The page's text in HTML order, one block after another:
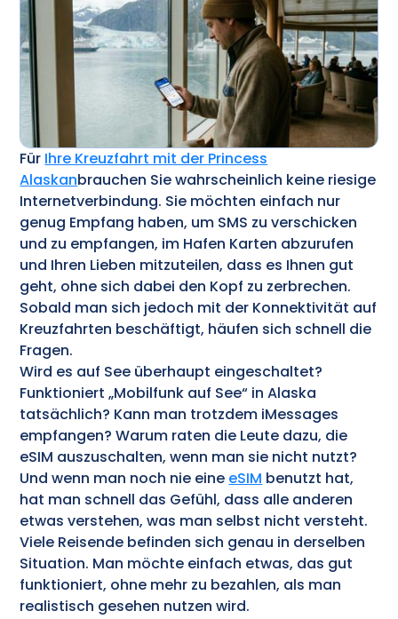
Für Ihre Kreuzfahrt mit der Princess
Alaskanbrauchen Sie wahrscheinlich keine riesige
Internetverbindung. Sie möchten einfach nur
genug Empfang haben, um SMS zu verschicken
und zu empfangen, im Hafen Karten abzurufen
und Ihren Lieben mitzuteilen, dass es Ihnen gut
geht, ohne sich dabei den Kopf zu zerbrechen.
Sobald man sich jedoch mit der Konnektivität auf
Kreuzfahrten beschäftigt, häufen sich schnell die
Fragen.
Wird es auf See überhaupt eingeschaltet?
Funktioniert „Mobilfunk auf See“ in Alaska
tatsächlich? Kann man trotzdem iMessages
empfangen? Warum raten die Leute dazu, die
eSIM auszuschalten, wenn man sie nicht nutzt?
Und wenn man noch nie eine eSIM benutzt hat,
hat man schnell das Gefühl, dass alle anderen
etwas verstehen, was man selbst nicht versteht.
Viele Reisende befinden sich genau in derselben
Situation. Man möchte einfach etwas, das gut
funktioniert, ohne mehr zu bezahlen, als man
realistisch gesehen nutzen wird.